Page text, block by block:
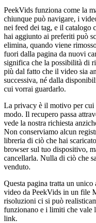
PeekVids funziona come la
chiunque può navigare, i
nei feed dei tag, e il catalogo
hai aggiunto ai preferiti può
elimina, quando viene
fuori dalla pagina da nuovi
significa che la possibilità di
più dal fatto che il video sia
successiva, né dalla
cui vorrai guardarlo.
La privacy è il motivo per cui
modo. Il recupero passa
vede la nostra richiesta
Non conserviamo alcun
libreria di ciò che hai
browser sul tuo dispositivo,
cancellarla. Nulla di ciò che
venduto.
Questa pagina tratta un
video da PeekVids in un file
risoluzioni ci si può
funzionano e i limiti che vale
link.